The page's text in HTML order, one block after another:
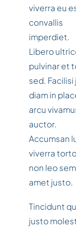
viverra eu
convallis
imperdiet.
Libero
pulvinar et
sed.
diam in
arcu
auctor.
Accumsan
viverra
non leo
amet justo.
Tincidunt
justo